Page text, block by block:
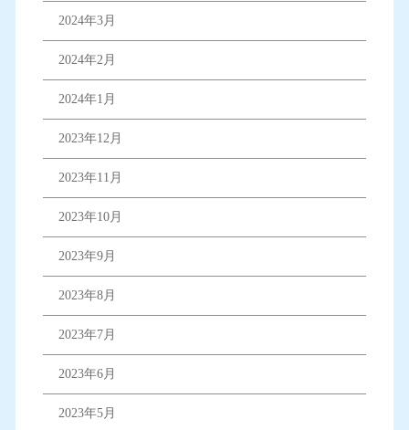
2024年3月
2024年2月
2024年1月
2023年12月
2023年11月
2023年10月
2023年9月
2023年8月
2023年7月
2023年6月
2023年5月